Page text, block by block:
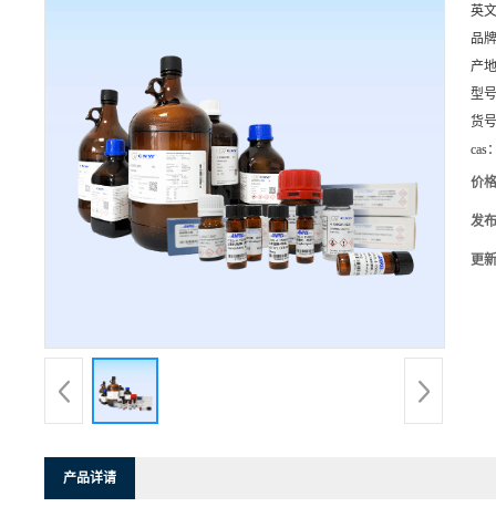
英
品
产
型
货
cas
价
发
更
产品详请